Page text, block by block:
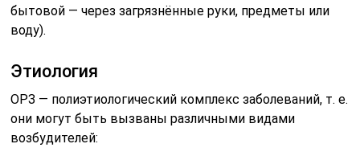
бытовой — через загрязнённые руки, предметы или
воду).
Этиология
ОРЗ — полиэтиологический комплекс заболеваний, т. е.
они могут быть вызваны различными видами
возбудителей: